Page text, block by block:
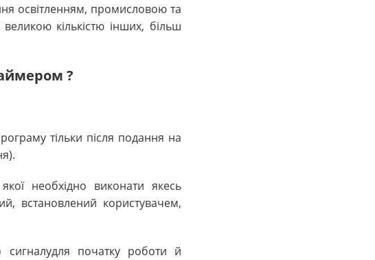
освітленням, промисловою та
кількістю інших, більш
?
тільки після подання на
необхідно виконати якесь
встановлений користувачем,
початку роботи й